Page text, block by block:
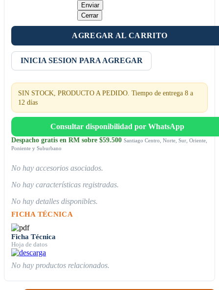
Enviar
Cerrar
AGREGAR AL CARRITO
INICIA SESION PARA AGREGAR
SIN STOCK, PRODUCTO A PEDIDO. Tiempo de entrega 8 a
12 días
Consultar disponibilidad por WhatsApp
Despacho gratis en RM sobre $59.500 Santiago Centro, Norte, Sur, Oriente,
Poniente y Suburbano
No hay accesorios asociados.
No hay características registradas.
No hay detalles disponibles.
FICHA TÉCNICA
Ficha Técnica
Hoja de datos
No hay productos relacionados.